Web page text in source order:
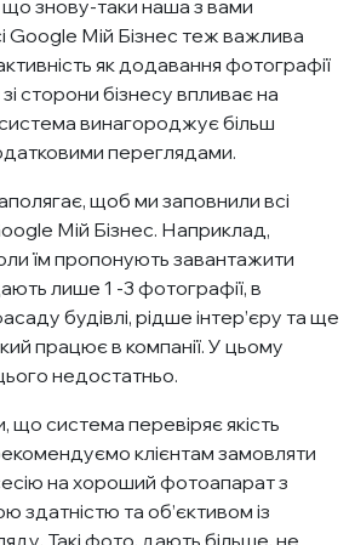
знову-таки наша з вами
Google Мій Бізнес теж важлива
як додавання фотографії
зі сторони бізнесу впливає на
система винагороджує більш
переглядами.
щоб ми заповнили всі
Мій Бізнес. Наприклад,
їм пропонують завантажити
лише 1 -3 фотографії, в
будівлі, рідше інтер’єру та ще
працює в компанії. У цьому
недостатньо.
що система перевіряє якість
клієнтам замовляти
на хороший фотоапарат з
здатністю та об’єктивом із